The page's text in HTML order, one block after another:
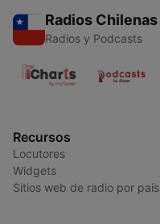
Radios Chilenas
Radios y Podcasts
Recursos
Locutores
Widgets
Sitios web de radio por país